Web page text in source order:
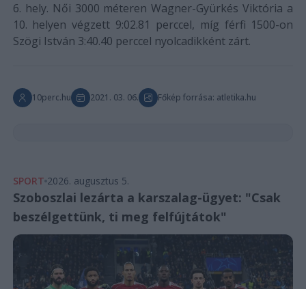
6. hely. Női 3000 méteren Wagner-Gyürkés Viktória a
10. helyen végzett 9:02.81 perccel, míg férfi 1500-on
Szögi István 3:40.40 perccel nyolcadikként zárt.
10perc.hu 2021. 03. 06. Főkép forrása: atletika.hu
SPORT 2026. augusztus 5.
Szoboszlai lezárta a karszalag-ügyet: "Csak
beszélgettünk, ti meg felfújtátok"